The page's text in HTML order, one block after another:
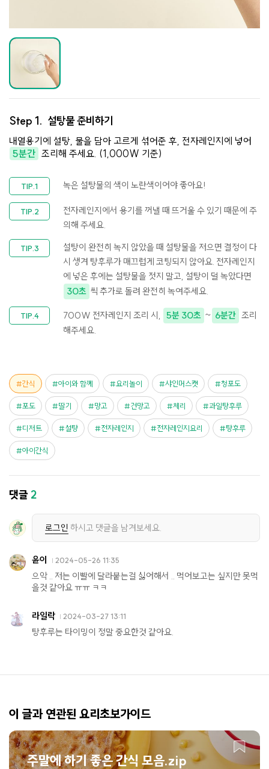
Step 1. 설탕물 준비하기
내열용기에 설탕, 물을 담아 고르게 섞어준 후, 전자레인지에 넣어
5분간 조리해 주세요. (1,000W 기준)
녹은 설탕물의 색이 노란색이어야 좋아요!
전자레인지에서 용기를 꺼낼 때 뜨거울 수 있기 때문에 주
의해 주세요.
설탕이 완전히 녹지 않았을 때 설탕물을 저으면 결정이 다
시 생겨 탕후루가 매끄럽게 코팅되지 않아요. 전자레인지
에 넣은 후에는 설탕물을 젓지 말고, 설탕이 덜 녹았다면
30초 씩 추가로 돌려 완전히 녹여주세요.
700W 전자레인지 조리 시, 5분 30초 ~ 6분간 조리
해주세요.
간식 아이와 함께 요리놀이 샤인머스캣 청포도
포도 딸기 망고 건망고 체리 과일탕후루
디저트 설탕 전자레인지 전자레인지요리 탕후루
아이간식
댓글2
로그인 하시고 댓글을 남겨보세요.
윤이 2024-05-26 11:35
으악 .. 저는 이빨에 달라붙는걸 싫어해서 .. 먹어보고는 싶지만 못먹
을것 같아요 ㅠㅠ ㅋㅋ
라일락 2024-03-27 13:11
탕후루는 타이밍이 정말 중요한것 같아요.
이 글과 연관된 요리초보가이드
주말에 하기 좋은 간식 모음.zip